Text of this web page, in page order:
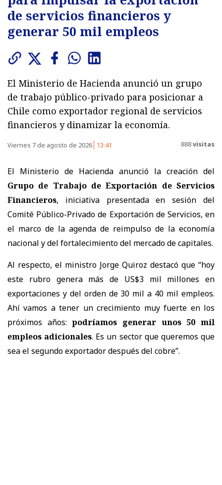
de servicios financieros y
generar 50 mil empleos
El Ministerio de Hacienda anunció un grupo
de trabajo público-privado para posicionar a
Chile como exportador regional de servicios
financieros y dinamizar la economía.
Viernes 7 de agosto de 2026 13:41 888visitas
El Ministerio de Hacienda anunció la creación del
Grupo de Trabajo de Exportación de Servicios
Financieros, iniciativa presentada en sesión del
Comité Público-Privado de Exportación de Servicios, en
el marco de la agenda de reimpulso de la economía
nacional y del fortalecimiento del mercado de capitales.
Al respecto, el ministro Jorge Quiroz destacó que “hoy
este rubro genera más de US$3 mil millones en
exportaciones y del orden de 30 mil a 40 mil empleos.
Ahí vamos a tener un crecimiento muy fuerte en los
próximos años:podríamos generar unos 50 mil
empleos adicionales. Es un sector que queremos que
sea el segundo exportador después del cobre”.